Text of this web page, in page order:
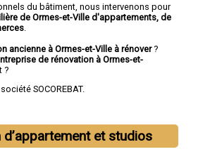
du bâtiment, nous intervenons pour
de Ormes-et-Ville d'appartements, de
ancienne à Ormes-et-Ville à rénover?
de rénovation à Ormes-et-
?
SOCOREBAT.
d’appartement et studios